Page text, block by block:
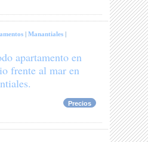
|Manantiales |
apartamento en
frente al mar en
Precios